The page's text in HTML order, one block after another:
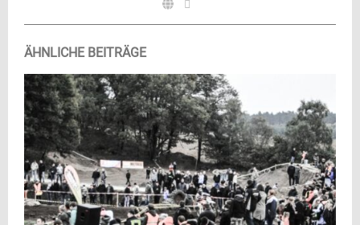
ÄHNLICHE BEITRÄGE